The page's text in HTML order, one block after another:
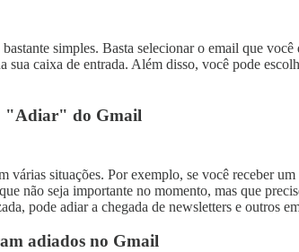
simples. Basta selecionar o email que
sua caixa de entrada. Além disso, você pode
"Adiar" do Gmail
várias situações. Por exemplo, se você receber
não seja importante no momento, mas que
pode adiar a chegada de newsletters e outros
adiados no Gmail